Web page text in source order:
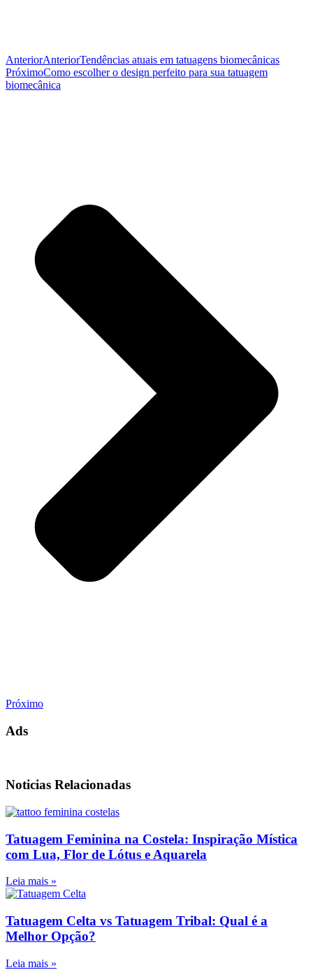
AnteriorAnteriorTendências atuais em tatuagens biomecânicas
PróximoComo escolher o design perfeito para sua tatuagem
biomecânica
Próximo
Ads
Noticias Relacionadas
Tatuagem Feminina na Costela: Inspiração Mística
com Lua, Flor de Lótus e Aquarela
Leia mais »
Tatuagem Celta vs Tatuagem Tribal: Qual é a
Melhor Opção?
Leia mais »